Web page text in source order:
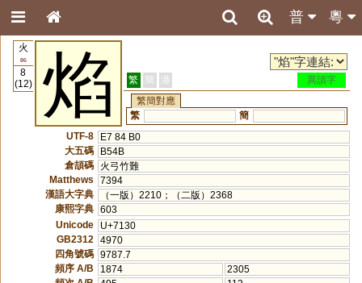
粵
普
火
86
8
(12)
焰 繁 簡 港
異讀字
繁簡對應
繁
簡
UTF-8
E7 84 B0
大五碼
B54B
倉頡碼
火弓竹難
Matthews
7394
漢語大字典
（一版）2210；（二版）2368
康熙字典 603
Unicode
U+7130
GB2312
4970
四角號碼 9787.7
頻序 A/B
1874
2305